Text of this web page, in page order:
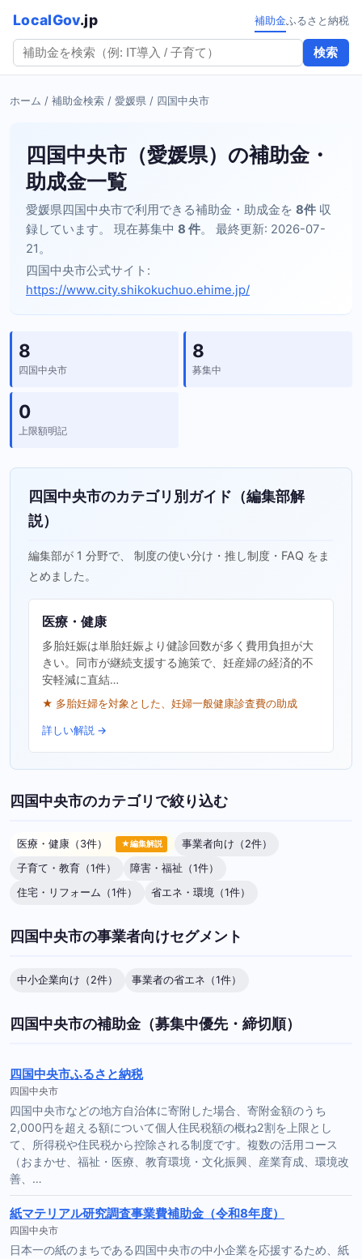
LocalGov.jp
検索
補助金ふるさと納税
ホーム / 補助金検索 / 愛媛県 / 四国中央市
四国中央市（愛媛県）の補助金・
助成金一覧
愛媛県四国中央市で利用できる補助金・助成金を 8件 収
録しています。 現在募集中 8 件。 最終更新: 2026-07-
21。
四国中央市公式サイト:
https://www.city.shikokuchuo.ehime.jp/
8
四国中央市
8
募集中
0
上限額明記
四国中央市のカテゴリ別ガイド（編集部解
説）
編集部が 1 分野で、 制度の使い分け・推し制度・FAQ をま
とめました。
医療・健康
多胎妊娠は単胎妊娠より健診回数が多く費用負担が大
きい。同市が継続支援する施策で、妊産婦の経済的不
安軽減に直結…
★ 多胎妊婦を対象とした、妊婦一般健康診査費の助成
詳しい解説 →
四国中央市のカテゴリで絞り込む
医療・健康（3件） ★編集解説
事業者向け（2件）
子育て・教育（1件）
障害・福祉（1件）
住宅・リフォーム（1件）
省エネ・環境（1件）
四国中央市の事業者向けセグメント
中小企業向け（2件） 事業者の省エネ（1件）
四国中央市の補助金（募集中優先・締切順）
四国中央市ふるさと納税
四国中央市
四国中央市などの地方自治体に寄附した場合、寄附金額のうち
2,000円を超える額について個人住民税額の概ね2割を上限とし
て、所得税や住民税から控除される制度です。複数の活用コース
（おまかせ、福祉・医療、教育環境・文化振興、産業育成、環境改
善、…
紙マテリアル研究調査事業費補助金（令和8年度）
四国中央市
日本一の紙のまちである四国中央市の中小企業を応援するため、紙